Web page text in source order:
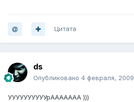
Цитата
ds
Опубликовано 4 февраля, 2009
УУУУУУУУУУрААААААА )))